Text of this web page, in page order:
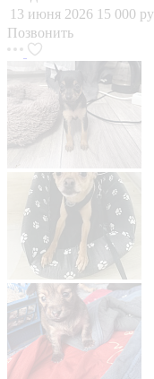
13 июня 2026 15 000
Позвонить